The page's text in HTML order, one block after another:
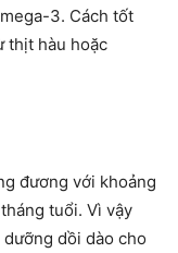
3. Cách tốt
thịt hàu hoặc
đương với khoảng
tuổi. Vì vậy
dồi dào cho